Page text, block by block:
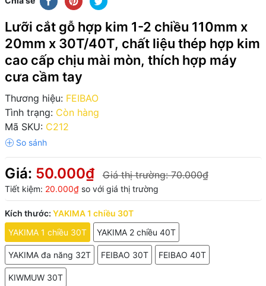
Lưỡi cắt gỗ hợp kim 1-2 chiều 110mm x
20mm x 30T/40T, chất liệu thép hợp kim
cao cấp chịu mài mòn, thích hợp máy
cưa cầm tay
Thương hiệu: FEIBAO
Tình trạng: Còn hàng
Mã SKU: C212
Giá: 50.000₫ Giá thị trường:70.000₫
Tiết kiệm: 20.000₫so với giá thị trường
Kích thước: YAKIMA 1 chiều 30T
YAKIMA 1 chiều 30T
YAKIMA 2 chiều 40T
YAKIMA đa năng 32T FEIBAO 30T FEIBAO 40T
KIWMUW 30T